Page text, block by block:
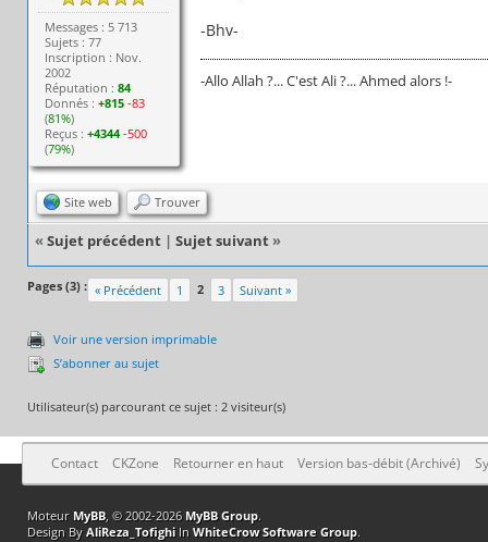
Messages : 5 713
Sujets : 77
Inscription : Nov.
2002
Réputation :84
Donnés :+815 -83
(81%)
Reçus :+4344 -500
(79%)
-Bhv-
-Allo Allah ?... C'est Ali ?... Ahmed alors !-
Site web Trouver
« Sujet précédent | Sujet suivant »
Pages (3) : « Précédent 1 2 3 Suivant »
Voir une version imprimable
S’abonner au sujet
Utilisateur(s) parcourant ce sujet : 2 visiteur(s)
Contact CKZone Retourner en haut Version bas-débit (Archivé)
Moteur MyBB, © 2002-2026 MyBB Group.
Design By AliReza_TofighiIn WhiteCrow Software Group.